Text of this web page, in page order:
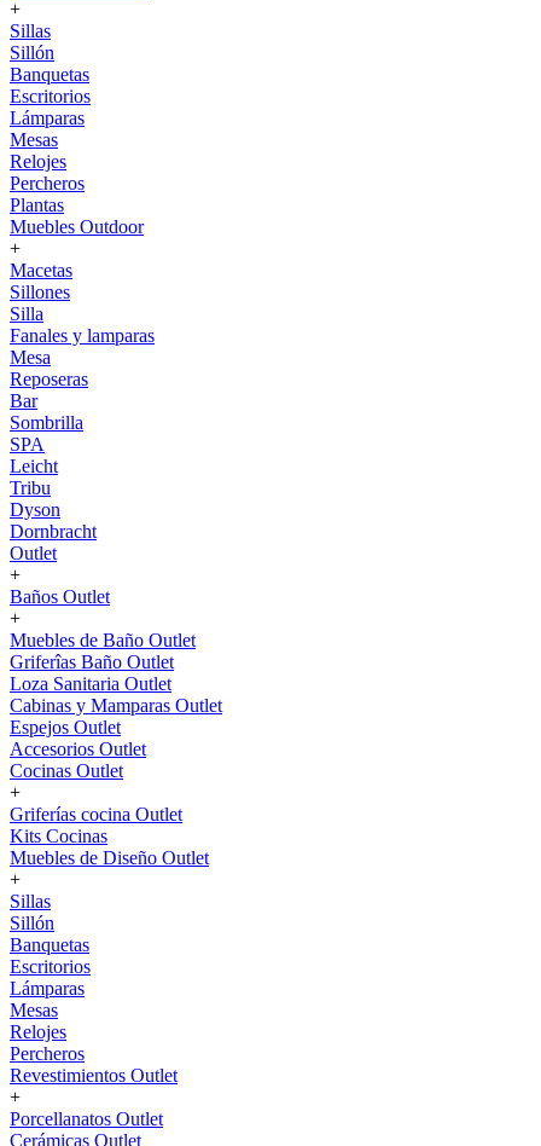
+
Sillas
Sillón
Banquetas
Escritorios
Lámparas
Mesas
Relojes
Percheros
Plantas
Muebles Outdoor
+
Macetas
Sillones
Silla
Fanales y lamparas
Mesa
Reposeras
Bar
Sombrilla
SPA
Leicht
Tribu
Dyson
Dornbracht
Outlet
+
Baños Outlet
+
Muebles de Baño Outlet
Griferîas Baño Outlet
Loza Sanitaria Outlet
Cabinas y Mamparas Outlet
Espejos Outlet
Accesorios Outlet
Cocinas Outlet
+
Griferías cocina Outlet
Kits Cocinas
Muebles de Diseño Outlet
+
Sillas
Sillón
Banquetas
Escritorios
Lámparas
Mesas
Relojes
Percheros
Revestimientos Outlet
+
Porcellanatos Outlet
Cerámicas Outlet